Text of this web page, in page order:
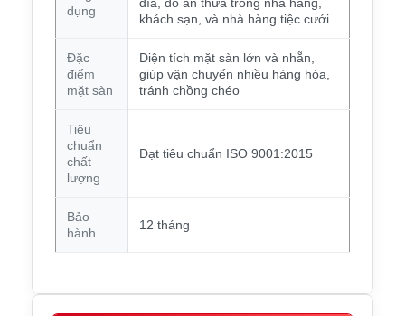
dụng
khách sạn, và nhà hàng tiệc cưới
Đặc
điểm
mặt sàn
Diện tích mặt sàn lớn và nhẵn,
giúp vận chuyển nhiều hàng hóa,
tránh chồng chéo
Tiêu
chuẩn
chất
lượng
Đạt tiêu chuẩn ISO 9001:2015
Bảo
hành
12 tháng